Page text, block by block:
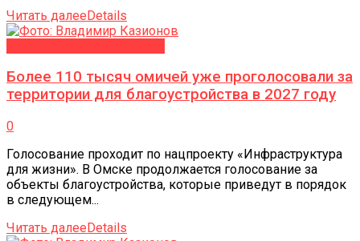
Читать далееDetails
Более 110 тысяч омичей уже проголосовали за
территории для благоустройства в 2027 году
0
Голосование проходит по нацпроекту «Инфраструктура
для жизни». В Омске продолжается голосование за
объекты благоустройства, которые приведут в порядок
в следующем...
Читать далее Details